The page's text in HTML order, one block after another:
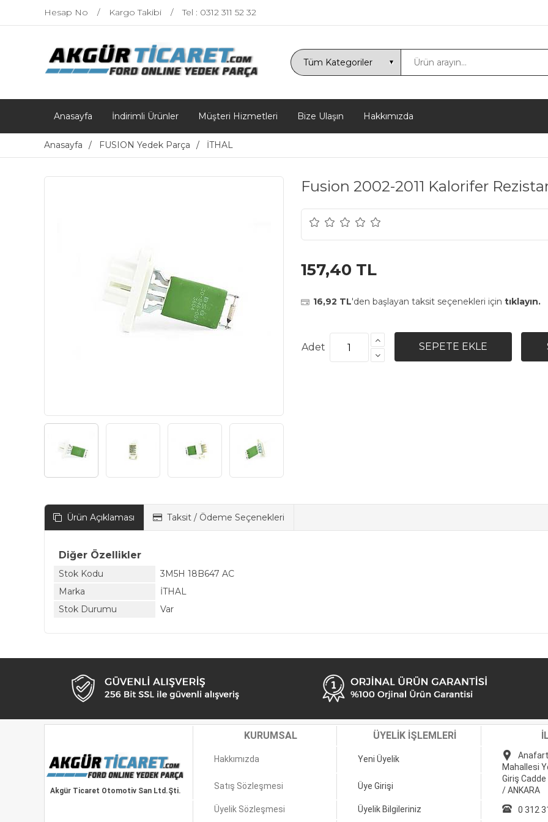
Hesap No Kargo Takibi Tel : 0312 311 52 32
Anasayfa İndirimli Ürünler Müşteri Hizmetleri Bize Ulaşın Hakkımızda
Anasayfa FUSION Yedek Parça İTHAL
Fusion 2002-2011 Kalorifer
157,40 TL
16,92 TL'den başlayan taksit seçenekleri için tıklayın.
Adet
Ürün Açıklaması Taksit / Ödeme Seçenekleri
Diğer Özellikler
Stok Kodu
3M5H 18B647 AC
Marka
İTHAL
Stok Durumu
Var
Akgür Ticaret Otomotiv San Ltd.Şti.
KURUMSAL ÜYELİK İŞLEMLERİ
Hakkımızda Yeni Üyelik
Mahallesi
Giriş
/ ANKARA
Satış Sözleşmesi Üye Girişi
Üyelik Sözleşmesi Üyelik Bilgileriniz 0 312